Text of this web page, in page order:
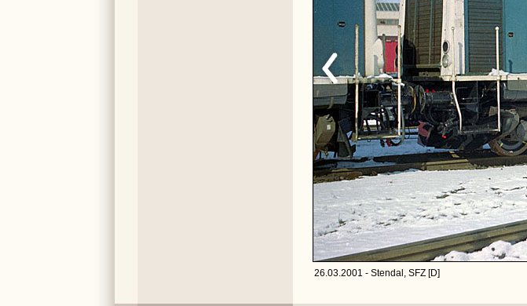
26.03.2001 - Stendal, SFZ [D]